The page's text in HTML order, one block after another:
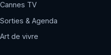
Cannes TV
Sorties & Agenda
Art de vivre